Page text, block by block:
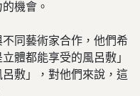
機會。
同藝術家合作，他們希
體都能享受的風呂敷」
敷」，對他們來說，這